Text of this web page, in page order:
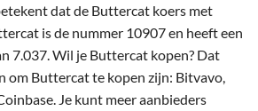
dat de Buttercat koers met
is de nummer 10907 en heeft een
7.037. Wil je Buttercat kopen? Dat
om Buttercat te kopen zijn: Bitvavo,
Je kunt meer aanbieders